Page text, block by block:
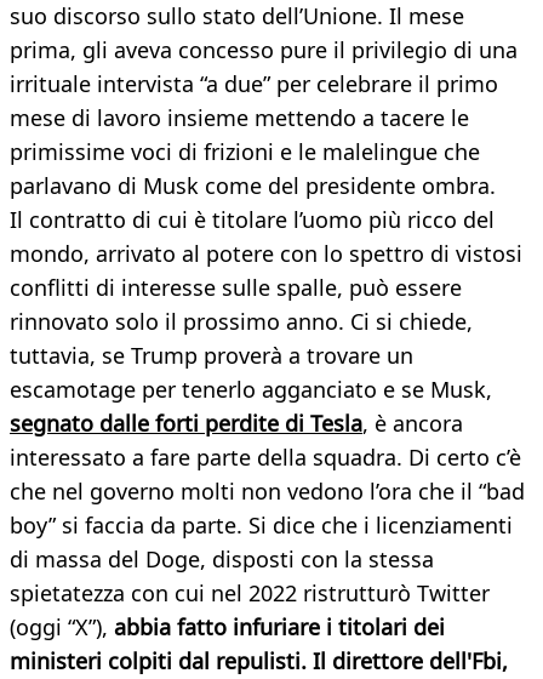
suo discorso sullo stato dell’Unione. Il mese
prima, gli aveva concesso pure il privilegio di una
irrituale intervista “a due” per celebrare il primo
mese di lavoro insieme mettendo a tacere le
primissime voci di frizioni e le malelingue che
parlavano di Musk come del presidente ombra.
Il contratto di cui è titolare l’uomo più ricco del
mondo, arrivato al potere con lo spettro di vistosi
conflitti di interesse sulle spalle, può essere
rinnovato solo il prossimo anno. Ci si chiede,
tuttavia, se Trump proverà a trovare un
escamotage per tenerlo agganciato e se Musk,
segnato dalle forti perdite di Tesla, è ancora
interessato a fare parte della squadra. Di certo c’è
che nel governo molti non vedono l’ora che il “bad
boy” si faccia da parte. Si dice che i licenziamenti
di massa del Doge, disposti con la stessa
spietatezza con cui nel 2022 ristrutturò Twitter
(oggi “X”), abbia fatto infuriare i titolari dei
ministeri colpiti dal repulisti. Il direttore dell'Fbi,